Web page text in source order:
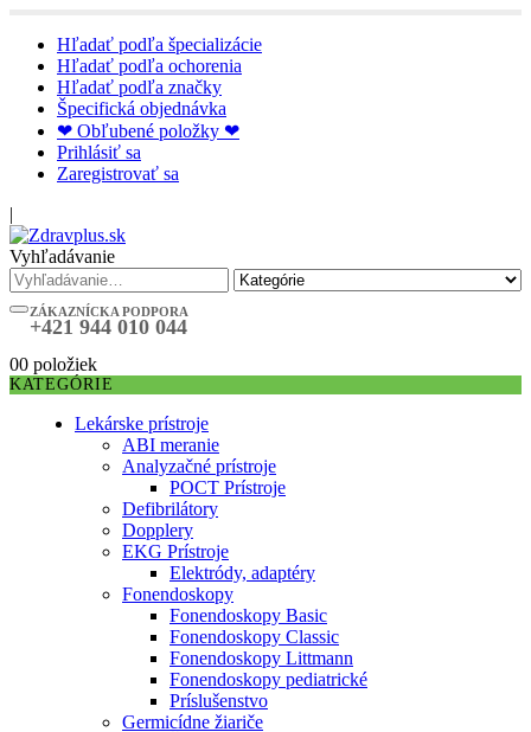
Hľadať podľa špecializácie
Hľadať podľa ochorenia
Hľadať podľa značky
Špecifická objednávka
❤ Obľubené položky ❤
Prihlásiť sa
Zaregistrovať sa
|
Vyhľadávanie
ZÁKAZNÍCKA PODPORA
+421 944 010 044
00 položiek
KATEGÓRIE
Lekárske prístroje
ABI meranie
Analyzačné prístroje
POCT Prístroje
Defibrilátory
Dopplery
EKG Prístroje
Elektródy, adaptéry
Fonendoskopy
Fonendoskopy Basic
Fonendoskopy Classic
Fonendoskopy Littmann
Fonendoskopy pediatrické
Príslušenstvo
Germicídne žiariče